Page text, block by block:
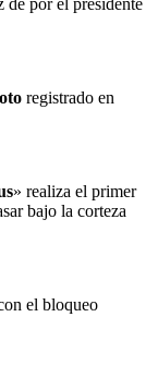
registrado en
» realiza el primer
bajo la corteza
el bloqueo